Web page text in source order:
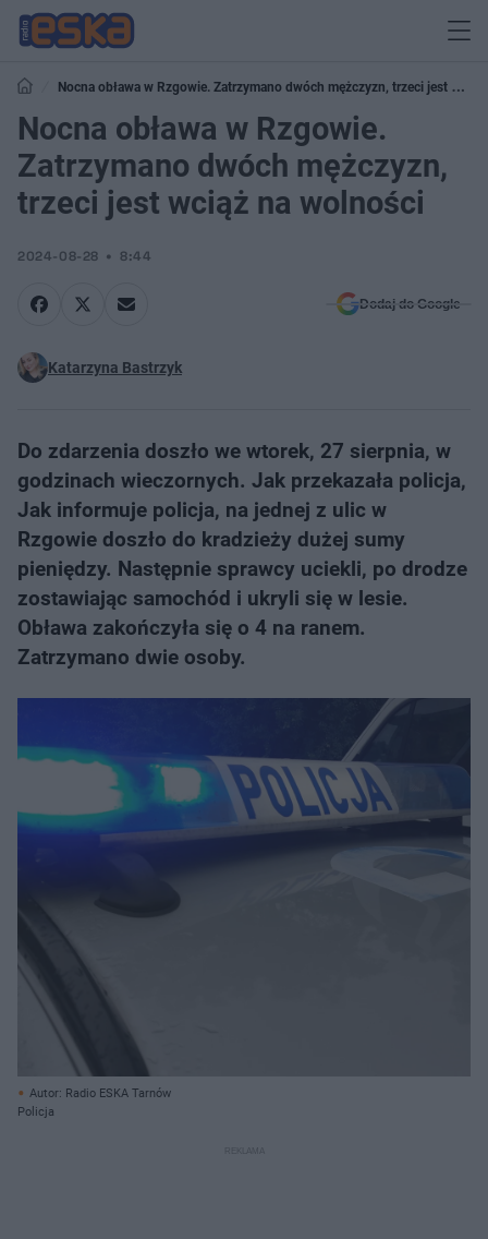
Nocna obława w Rzgowie. Zatrzymano dwóch mężczyzn, trzeci jest wciąż
na wolności
Nocna obława w Rzgowie.
Zatrzymano dwóch mężczyzn,
trzeci jest wciąż na wolności
2024-08-28 8:44
Dodaj do Google
Katarzyna Bastrzyk
Do zdarzenia doszło we wtorek, 27 sierpnia, w
godzinach wieczornych. Jak przekazała policja,
Jak informuje policja, na jednej z ulic w
Rzgowie doszło do kradzieży dużej sumy
pieniędzy. Następnie sprawcy uciekli, po drodze
zostawiając samochód i ukryli się w lesie.
Obława zakończyła się o 4 na ranem.
Zatrzymano dwie osoby.
Autor: Radio ESKA Tarnów
Policja